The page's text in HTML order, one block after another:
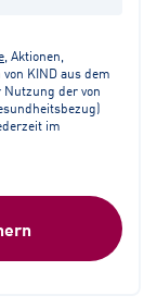
, Aktionen,
KIND aus dem
der von
im